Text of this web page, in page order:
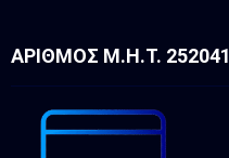
ΑΡΙΘΜΌΣ Μ.Η.Τ. 252041